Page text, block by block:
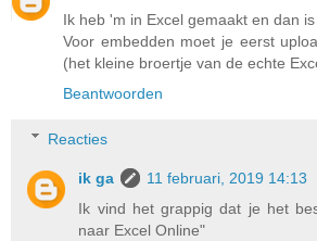
Ik heb 'm in Excel gemaakt en dan is
Voor embedden moet je eerst
(het kleine broertje van de echte
Beantwoorden
Reacties
ik ga
11 februari, 2019 14:13
Ik vind het grappig dat je het
naar Excel Online"